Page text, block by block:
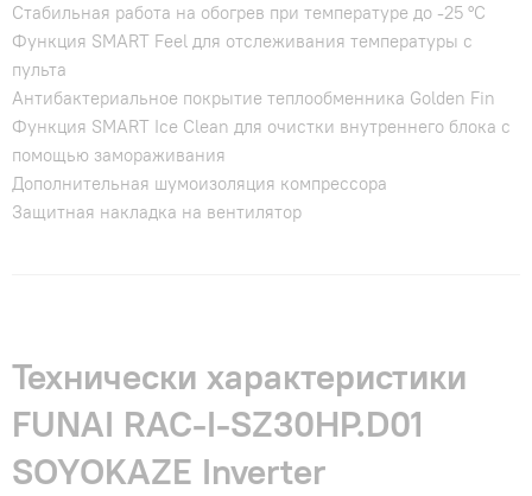
Стабильная работа на обогрев при температуре до -25 °С
Функция SMART Feel для отслеживания температуры с
пульта
Антибактериальное покрытие теплообменника Golden Fin
Функция SMART Ice Clean для очистки внутреннего блока с
помощью замораживания
Дополнительная шумоизоляция компрессора
Защитная накладка на вентилятор
Технически характеристики
FUNAI RAC-I-SZ30HP.D01
SOYOKAZE Inverter